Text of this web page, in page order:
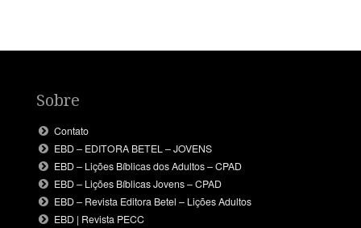
Sobre
Contato
EBD – EDITORA BETEL – JOVENS
EBD – Lições Bíblicas dos Adultos – CPAD
EBD – Lições Bíblicas Jovens – CPAD
EBD – Revista Editora Betel – Lições Adultos
EBD | Revista PECC